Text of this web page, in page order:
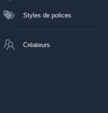
Styles de polices
Créateurs